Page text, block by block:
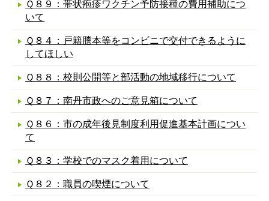
Ｑ８９：帯状疱疹ワクチン予防接種の費用補助につ
いて
Ｑ８４：戸籍謄本等をコンビニで交付できるように
してほしい
Ｑ８８：校則公開等と部活動の地域移行について
Ｑ８７：南丹市政へのご意見箱について
Ｑ８６：市の成年後見制度利用促進基本計画につい
て
Ｑ８３：学校でのマスク着用について
Ｑ８２：職員の喫煙について